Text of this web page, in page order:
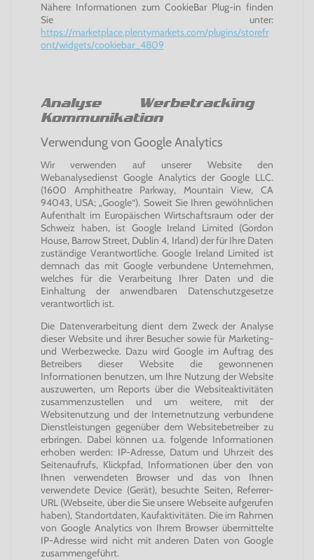
Nähere Informationen zum CookieBar Plug-in finden
Sie unter:
https://marketplace.plentymarkets.com/plugins/storefr
ont/widgets/cookiebar_4809
Analyse Werbetracking
Kommunikation
Verwendung von Google Analytics
Wir verwenden auf unserer Website den
Webanalysedienst Google Analytics der Google LLC.
(1600 Amphitheatre Parkway, Mountain View, CA
94043, USA; „Google“). Soweit Sie Ihren gewöhnlichen
Aufenthalt im Europäischen Wirtschaftsraum oder der
Schweiz haben, ist Google Ireland Limited (Gordon
House, Barrow Street, Dublin 4, Irland) der für Ihre Daten
zuständige Verantwortliche. Google Ireland Limited ist
demnach das mit Google verbundene Unternehmen,
welches für die Verarbeitung Ihrer Daten und die
Einhaltung der anwendbaren Datenschutzgesetze
verantwortlich ist.
Die Datenverarbeitung dient dem Zweck der Analyse
dieser Website und ihrer Besucher sowie für Marketing-
und Werbezwecke. Dazu wird Google im Auftrag des
Betreibers dieser Website die gewonnenen
Informationen benutzen, um Ihre Nutzung der Website
auszuwerten, um Reports über die Websiteaktivitäten
zusammenzustellen und um weitere, mit der
Websitenutzung und der Internetnutzung verbundene
Dienstleistungen gegenüber dem Websitebetreiber zu
erbringen. Dabei können u.a. folgende Informationen
erhoben werden: IP-Adresse, Datum und Uhrzeit des
Seitenaufrufs, Klickpfad, Informationen über den von
Ihnen verwendeten Browser und das von Ihnen
verwendete Device (Gerät), besuchte Seiten, Referrer-
URL (Webseite, über die Sie unsere Webseite aufgerufen
haben), Standortdaten, Kaufaktivitäten. Die im Rahmen
von Google Analytics von Ihrem Browser übermittelte
IP-Adresse wird nicht mit anderen Daten von Google
zusammengeführt.